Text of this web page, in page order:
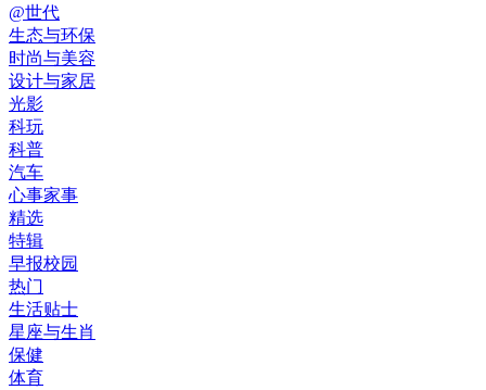
@世代
生态与环保
时尚与美容
设计与家居
光影
科玩
科普
汽车
心事家事
精选
特辑
早报校园
热门
生活贴士
星座与生肖
保健
体育